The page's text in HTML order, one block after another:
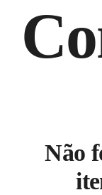
Não